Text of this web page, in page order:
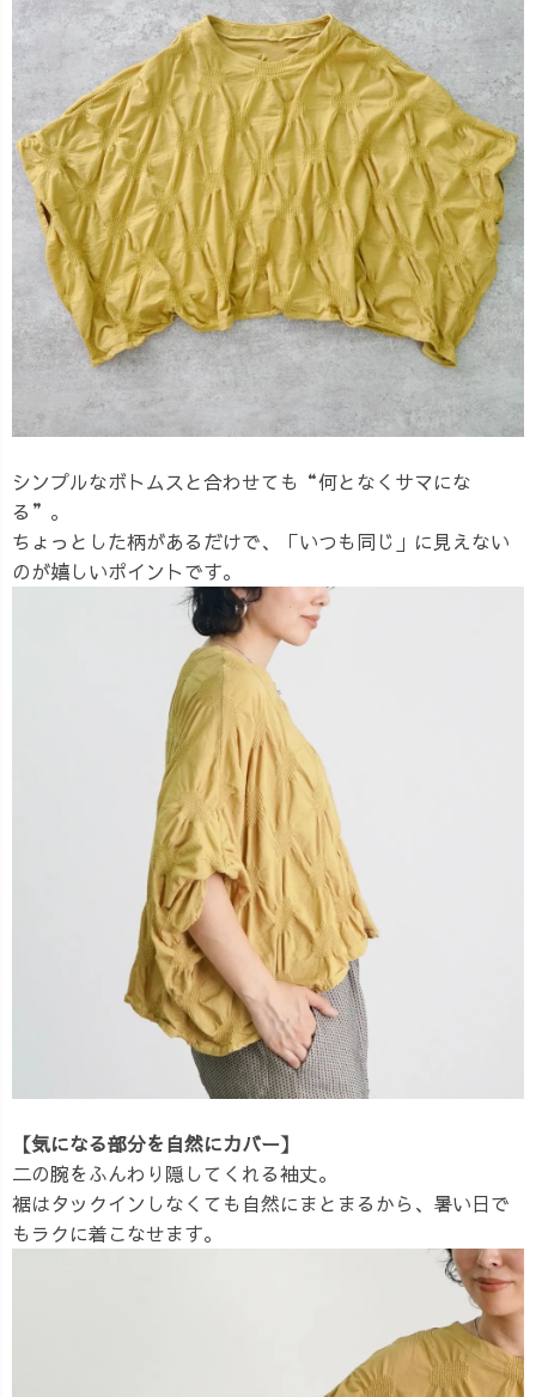
シンプルなボトムスと合わせても“何となくサマにな
る”。
ちょっとした柄があるだけで、「いつも同じ」に見えない
のが嬉しいポイントです。
【気になる部分を自然にカバー】
二の腕をふんわり隠してくれる袖丈。
裾はタックインしなくても自然にまとまるから、暑い日で
もラクに着こなせます。